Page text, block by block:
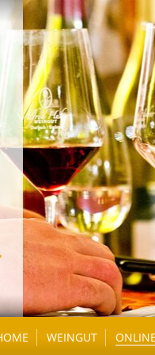
WEINGUT